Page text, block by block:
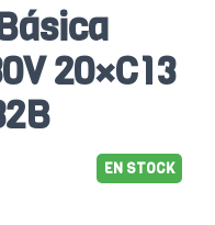
20×C13
EN STOCK